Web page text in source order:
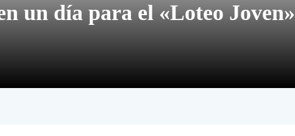
un día para el «Loteo Joven»